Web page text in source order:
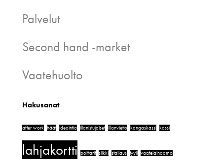
Palvelut
Second hand -market
Vaatehuolto
Hakusanat
after work häät ideointia illanistujaiset illanvietto kangaskassi kassi
lahjakortti polttarit silkki stailaus tyyli vaatelainaamo